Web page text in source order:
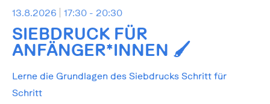
13.8.2026 17:30 - 20:30
SIEBDRUCK FÜR
ANFÄNGER*INNEN 🖌️
Lerne die Grundlagen des Siebdrucks Schritt für
Schritt